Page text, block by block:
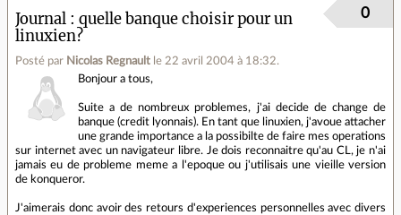
Journal
quelle banque choisir pour un
linuxien?
Posté par Nicolas Regnault le 22 avril 2004 à 18:32.
0
Bonjour a tous,
Suite a de nombreux problemes, j'ai decide de change de
banque (credit lyonnais). En tant que linuxien, j'avoue attacher
une grande importance a la possibilte de faire mes operations
sur internet avec un navigateur libre. Je dois reconnaitre qu'au CL, je n'ai
jamais eu de probleme meme a l'epoque ou j'utilisais une vieille version
de konqueror.
J'aimerais donc avoir des retours d'experiences personnelles avec divers